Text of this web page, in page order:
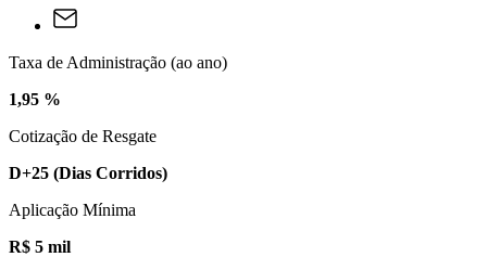
Taxa de Administração (ao ano)
1,95 %
Cotização de Resgate
D+25 (Dias Corridos)
Aplicação Mínima
R$ 5 mil